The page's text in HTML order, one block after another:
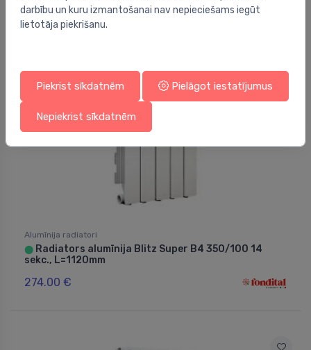
92.00 €
Alumīnija radiatori
⬤ Radiators alumīnija Blitz Super B4 350/100 14
sekc., L=1120mm
274.00 €
darbību un kuru izmantošanai nav nepieciešams iegūt
lietotāja piekrišanu.
Piekrist sīkdatnēm Pielāgot iestatījumus
Nepiekrist sīkdatnēm